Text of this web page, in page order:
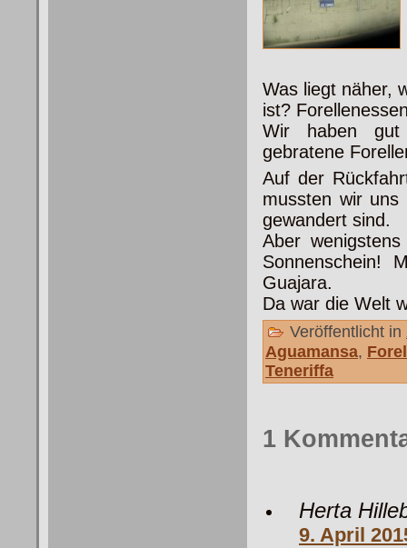
Was liegt näher,
ist?
Wir haben gut
gebratene
Auf der
mussten wir
gewandert sind.
Aber
Sonnenschein!
Guajara.
Da war die Welt
Veröffentlicht in
Aguamansa,
Teneriffa
1
Herta
9. April